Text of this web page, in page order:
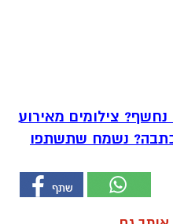
צילומים מאירוע
נשמח שתשתפו